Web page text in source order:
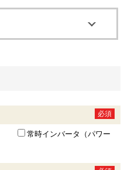
必須
常時インバータ（パワー